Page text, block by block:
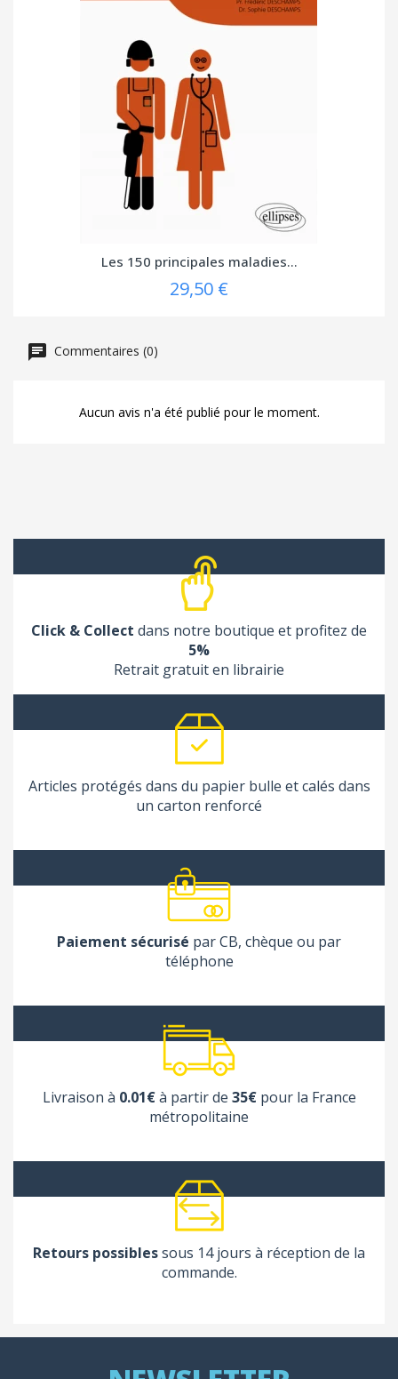
Les 150 principales maladies...
29,50 €
Commentaires (0)
Aucun avis n'a été publié pour le moment.
Click & Collect dans notre boutique et profitez de
5%
Retrait gratuit en librairie
Articles protégés dans du papier bulle et calés dans
un carton renforcé
Paiement sécurisé par CB, chèque ou par
téléphone
Livraison à 0.01€à partir de 35€pour la France
métropolitaine
Retours possiblessous 14 jours à réception de la
commande.